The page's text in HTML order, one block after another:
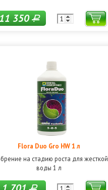
350Р
Flora Duo Gro HW 1 л
на стадию роста для жесткой
воды 1 л
Р